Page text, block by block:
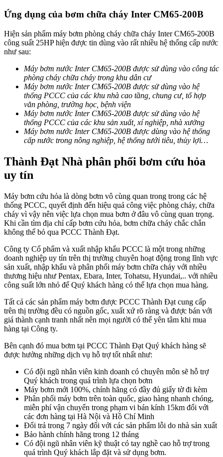
Ứng dụng của bơm chữa cháy Inter CM65-200B
Hiện sản phẩm máy bơm phòng cháy chữa cháy Inter CM65-200B
công suất 25HP hiện được tin dùng vào rất nhiều hệ thống cấp nước
như sau:
Máy bơm nước Inter CM65-200B được sử dùng vào công tác
phòng cháy chữa cháy trong khu dân cư
Máy bơm nước Inter CM65-200B được sử dùng vào hệ
thống PCCC của các khu nhà cao tầng, chung cư, tổ hợp
văn phòng, trường học, bệnh viện
Máy bơm nước Inter CM65-200B được sử dùng vào hệ
thống PCCC của các khu sản xuất, xí nghiệp, nhà xưởng
Máy bơm nước Inter CM65-200B được dùng vào hệ thống
cấp nước trong nông nghiệp, hệ thống tưới tiêu, thủy lợi…
Thành Đạt Nhà phân phối bơm cứu hỏa
uy tín
Máy bơm cứu hỏa là dòng bơm vô cùng quan trong trong các hệ
thống PCCC, quyết định đến hiệu quả công việc phòng cháy, chữa
cháy vì vậy nên việc lựa chọn mua bơm ở đâu vô cùng quan trọng.
Khi cần tìm địa chỉ cấp bơm cứu hỏa, bơm chữa cháy chắc chắn
không thể bỏ qua PCCC Thành Đạt.
Công ty Cổ phẩm và xuất nhập khẩu PCCC là một trong những
doanh nghiệp uy tín trên thị trường chuyên hoạt động trong lĩnh vực
sản xuất, nhập khẩu và phân phối máy bơm chữa cháy với nhiều
thương hiệu như Pentax, Ebara, Inter, Tohatsu, Hyundai,.. với nhiều
công suất lớn nhỏ để Quý khách hàng có thể lựa chọn mua hàng.
Tất cả các sản phẩm máy bơm được PCCC Thành Đạt cung cấp
trên thị trường đều có nguồn gốc, xuất xứ rõ ràng và được bán với
giá thành cạnh tranh nhất nên mọi người có thể yên tâm khi mua
hàng tại Công ty.
Bên cạnh đó mua bơm tại PCCC Thành Đạt Quý khách hàng sẽ
được hưởng những dịch vụ hỗ trợ tốt nhất như:
Có đội ngũ nhân viên kinh doanh có chuyên môn sẽ hỗ trợ
Quý khách trong quá trình lựa chọn bơm
Máy bơm mới 100%, chính hãng có đầy đủ giấy tờ đi kèm
Phân phối máy bơm trên toàn quốc, giao hàng nhanh chóng,
miễn phí vận chuyển trong phạm vi bán kính 15km đối với
các đơn hàng tại Hà Nội và Hồ Chí Minh
Đổi trả trong 7 ngày đối với các sản phẩm lỗi do nhà sản xuất
Bảo hành chính hãng trong 12 tháng
Có đội ngũ nhân viên kỹ thuật có tay nghề cao hỗ trợ trong
quá trình Quý khách lắp đặt và sử dụng bơm.